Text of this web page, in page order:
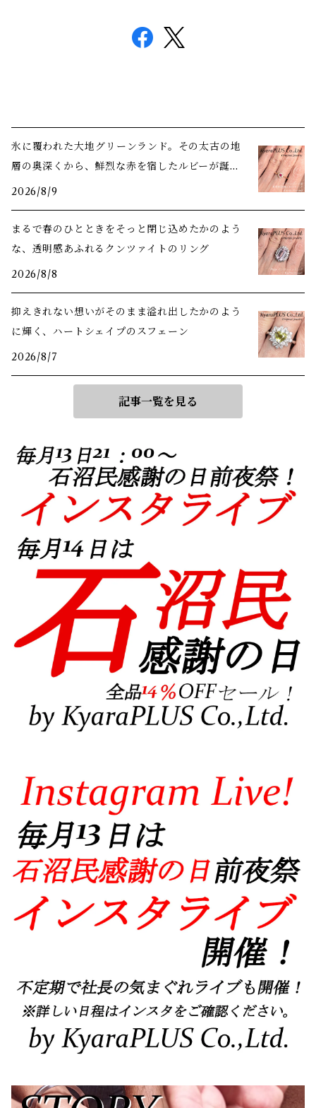
氷に覆われた大地――グリーンランド。その太古の地
層の奥深くから、鮮烈な赤を宿したルビーが誕生
しました
2026/8/9
まるで春のひとときをそっと閉じ込めたかのよう
な、透明感あふれるクンツァイトのリング
2026/8/8
抑えきれない想いがそのまま溢れ出したかのよう
に輝く、ハートシェイプのスフェーン
2026/8/7
記事一覧を見る